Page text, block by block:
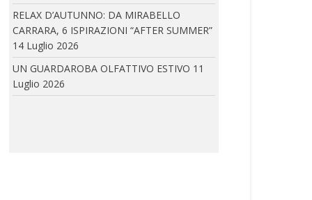
VALERIA DAMATO: PRESENTA LA COLLEZIONE
SAPORE DI MARE
La nuova Collezione Beachwear di Valeria
Damato si...
RELAX D’AUTUNNO: DA MIRABELLO
CARRARA, 6 ISPIRAZIONI “AFTER SUMMER”
14 Luglio 2026
UN GUARDAROBA OLFATTIVO ESTIVO 11
Luglio 2026